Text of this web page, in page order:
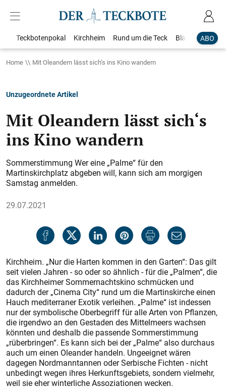
ABO
Teckbotenpokal Kirchheim Rund um die Teck Blaulicht
Home Mit Oleandern lässt sich‘s ins Kino wandern
Unzugeordnete Artikel
Mit Oleandern lässt sich‘s
ins Kino wandern
Sommerstimmung Wer eine „Palme“ für den
Martinskirchplatz abgeben will, kann sich am morgigen
Samstag anmelden.
29.07.2021
Kirchheim. „Nur die Harten kommen in den Garten“: Das gilt
seit vielen Jahren - so oder so ähnlich - für die „Palmen“, die
das Kirchheimer Sommernachtskino schmücken und
dadurch der „Cinema City“ rund um die Martinskirche einen
Hauch mediterraner Exotik verleihen. „Palme“ ist indessen
nur der symbolische Oberbegriff für alle Arten von Pflanzen,
die irgendwo an den Gestaden des Mittelmeers wachsen
könnten und deshalb die passende Sommerstimmung
„rüberbringen“. Es kann sich bei der „Palme“ also durchaus
auch um einen Oleander handeln. Ungeeignet wären
dagegen Nordmanntannen oder Serbische Fichten - nicht
unbedingt wegen ihres Herkunftsgebiets, sondern vielmehr,
weil sie eher winterliche Assoziationen wecken.